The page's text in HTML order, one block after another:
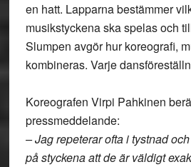
en hatt. Lapparna bestämmer
musikstyckena ska spelas och
Slumpen avgör hur koreografi,
kombineras. Varje
Koreografen Virpi Pahkinen
pressmeddelande:
– Jag repeterar ofta i tystnad
på styckena att de är väldigt